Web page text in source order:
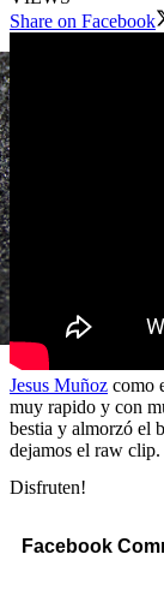
Share on Facebook
Jesus Muñoz como
muy rapido y con
bestia y almorzó el
dejamos el raw clip.
Disfruten!
Facebook